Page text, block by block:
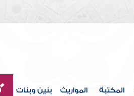
المكتبة المواريث بنين وبنات